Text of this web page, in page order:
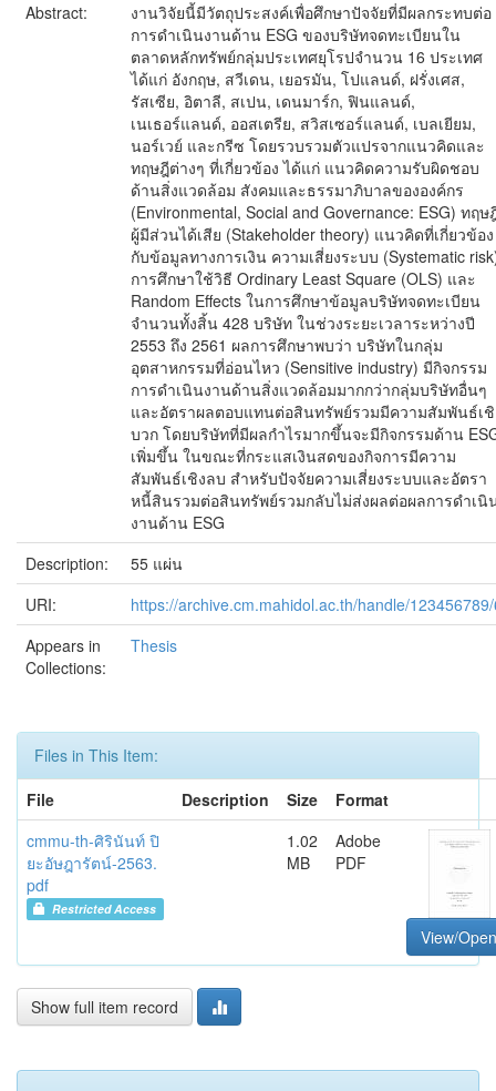
Abstract:
งานวิจัยนี้มีวัตถุประสงค์เพื่อศึกษาปัจจัยที่มีผลกระทบต่อ
การดำเนินงานด้าน ESG ของบริษัทจดทะเบียนใน
ตลาดหลักทรัพย์กลุ่มประเทศยุโรปจำนวน 16 ประเทศ
ได้แก่ อังกฤษ, สวีเดน, เยอรมัน, โปแลนด์, ฝรั่งเศส,
รัสเซีย, อิตาลี, สเปน, เดนมาร์ก, ฟินแลนด์,
เนเธอร์แลนด์, ออสเตรีย, สวิสเซอร์แลนด์, เบลเยียม,
นอร์เวย์ และกรีซ โดยรวบรวมตัวแปรจากแนวคิดและ
ทฤษฎีต่างๆ ที่เกี่ยวข้อง ได้แก่ แนวคิดความรับผิดชอบ
ด้านสิ่งแวดล้อม สังคมและธรรมาภิบาลขององค์กร
(Environmental, Social and Governance: ESG) ทฤษ
ผู้มีส่วนได้เสีย (Stakeholder theory) แนวคิดที่เกี่ยวข้อง
กับข้อมูลทางการเงิน ความเสี่ยงระบบ (Systematic
การศึกษาใช้วิธี Ordinary Least Square (OLS) และ
Random Effects ในการศึกษาข้อมูลบริษัทจดทะเบียน
จำนวนทั้งสิ้น 428 บริษัท ในช่วงระยะเวลาระหว่างปี
2553 ถึง 2561 ผลการศึกษาพบว่า บริษัทในกลุ่ม
อุตสาหกรรมที่อ่อนไหว (Sensitive industry) มีกิจกรรม
การดำเนินงานด้านสิ่งแวดล้อมมากกว่ากลุ่มบริษัทอื่นๆ
และอัตราผลตอบแทนต่อสินทรัพย์รวมมีความสัมพันธ์เ
บวก โดยบริษัทที่มีผลกำไรมากขึ้นจะมีกิจกรรมด้าน
เพิ่มขึ้น ในขณะที่กระแสเงินสดของกิจการมีความ
สัมพันธ์เชิงลบ สำหรับปัจจัยความเสี่ยงระบบและอัตรา
หนี้สินรวมต่อสินทรัพย์รวมกลับไม่ส่งผลต่อผลการดำเนิ
งานด้าน ESG
Description:
55 แผ่น
URI:
https://archive.cm.mahidol.ac.th/handle/
Appears in
Collections:
Thesis
Files in This Item:
File
Description Size
Format
cmmu-th-ศิรินันท์ ปิ
ยะอัษฎารัตน์-2563.
pdf
Restricted Access
1.02
MB
Adobe
PDF
View/Open
Show full item record